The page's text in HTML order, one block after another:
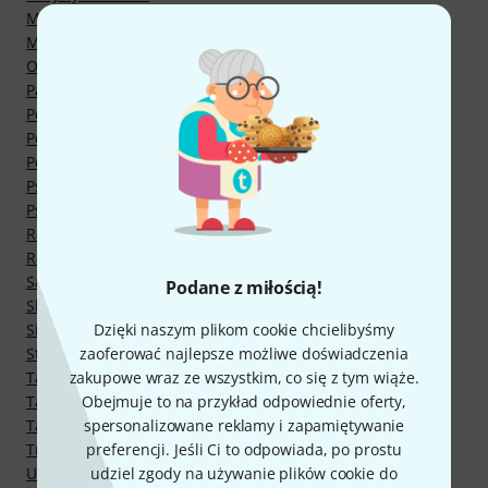
Podane z miłością!
Dzięki naszym plikom cookie chcielibyśmy
zaoferować najlepsze możliwe doświadczenia
zakupowe wraz ze wszystkim, co się z tym wiąże.
Obejmuje to na przykład odpowiednie oferty,
spersonalizowane reklamy i zapamiętywanie
preferencji. Jeśli Ci to odpowiada, po prostu
udziel zgody na używanie plików cookie do
Misy Śpiewające Strojone
Monochordy
Oud
Pałki
Pozostałe Gongi
Pozostałe Instrumenty Perkusyjne Orkiestrowe
Pozostałe Wyposażenie Orkiestrowe
Psalterie
Psaltery
Rajao
Rebec
Saz
Shruti Box, Surpeti
Sitary Indyjskie
Struny do instrumentów medytacyjnych i terapeutycznych
Talerze Chińskie
Talerze Orkiestrowe
Tam Tamy
Tres
Ukulele Różne